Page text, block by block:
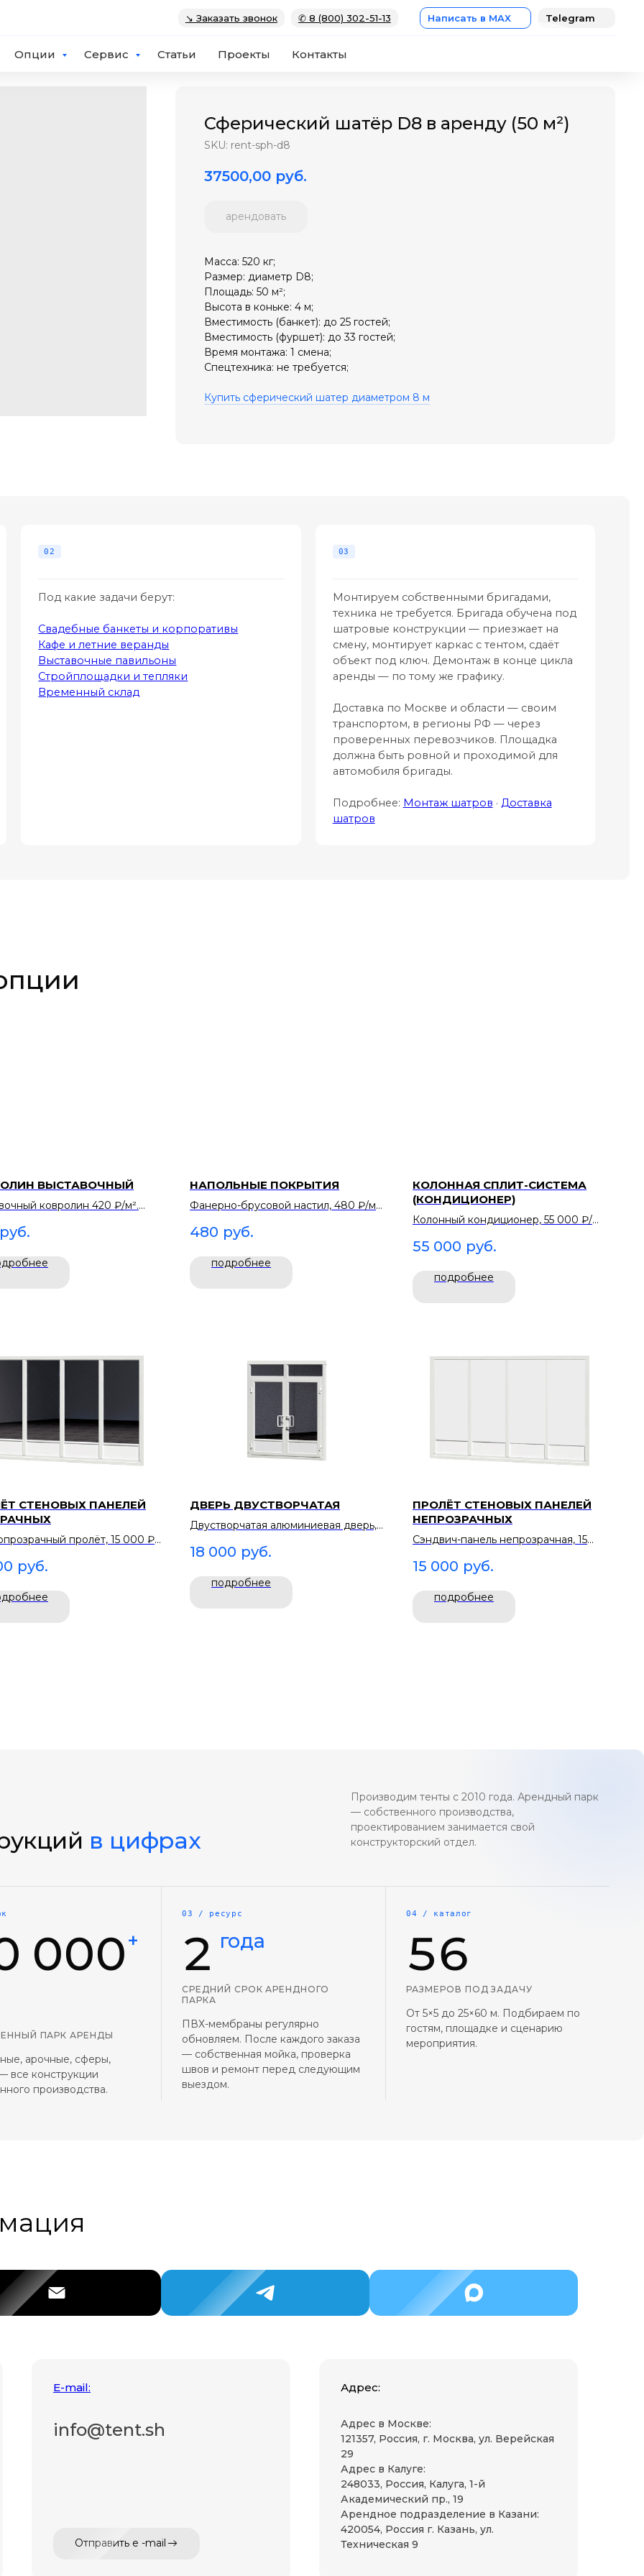
↘ Заказать звонок ✆ 8 (800) 302-51-13 Написать в MAX Telegram
Опции Сервис Статьи Проекты Контакты
Сферический шатёр D8 в аренду (50 м²)
SKU: rent-sph-d8
37500,00 руб.
арендовать
Масса: 520 кг;
Размер: диаметр D8;
Площадь: 50 м²;
Высота в коньке: 4 м;
Вместимость (банкет): до 25 гостей;
Вместимость (фуршет): до 33 гостей;
Время монтажа: 1 смена;
Спецтехника: не требуется;
Купить сферический шатер диаметром 8 м
Под какие задачи берут:
Свадебные банкеты и корпоративы
Кафе и летние веранды
Выставочные павильоны
Стройплощадки и тепляки
Временный склад
Монтируем собственными бригадами,
техника не требуется. Бригада обучена под
шатровые конструкции — приезжает на
смену, монтирует каркас с тентом, сдаёт
объект под ключ. Демонтаж в конце цикла
аренды — по тому же графику.
Доставка по Москве и области — своим
транспортом, в регионы РФ — через
проверенных перевозчиков. Площадка
должна быть ровной и проходимой для
автомобиля бригады.
Подробнее: Монтаж шатров · Доставка
шатров
ВЫСТАВОЧНЫЙ
ковролин 420 ₽/м².
настила.
руб.
НАПОЛЬНЫЕ ПОКРЫТИЯ
Фанерно-брусовой настил, 480 ₽/м².
траву и грунт.
480 руб.
подробнее
КОЛОННАЯ СПЛИТ-СИСТЕМА
(КОНДИЦИОНЕР)
Колонный кондиционер, 55 000 ₽/
большие банкеты.
55 000 руб.
подробнее
СТЕНОВЫХ ПАНЕЛЕЙ
пролёт, 15 000 ₽
вида.
руб.
ДВЕРЬ ДВУСТВОРЧАТАЯ
Двустворчатая алюминиевая дверь,
гостей.
18 000 руб.
подробнее
ПРОЛЁТ СТЕНОВЫХ ПАНЕЛЕЙ
НЕПРОЗРАЧНЫХ
Сэндвич-панель непрозрачная, 15
вместо тентовой.
15 000 руб.
подробнее
в цифрах
Производим тенты с 2010 года. Арендный парк
— собственного производства,
проектированием занимается свой
конструкторский отдел.
000+
ПАРК АРЕНДЫ
арочные, сферы,
все конструкции
производства.
03 / ресурс
2 года
СРЕДНИЙ СРОК АРЕНДНОГО
ПАРКА
ПВХ-мембраны регулярно
обновляем. После каждого заказа
— собственная мойка, проверка
швов и ремонт перед следующим
выездом.
04 / каталог
56
РАЗМЕРОВ ПОД ЗАДАЧУ
От 5×5 до 25×60 м. Подбираем по
гостям, площадке и сценарию
мероприятия.
E-mail:
info@tent.sh
Отправить e -mail
Адрес:
Адрес в Москве:
121357, Россия, г. Москва, ул. Верейская
29
Адрес в Калуге:
248033, Россия, Калуга, 1-й
Академический пр., 19
Арендное подразделение в Казани:
420054, Россия г. Казань, ул.
Техническая 9